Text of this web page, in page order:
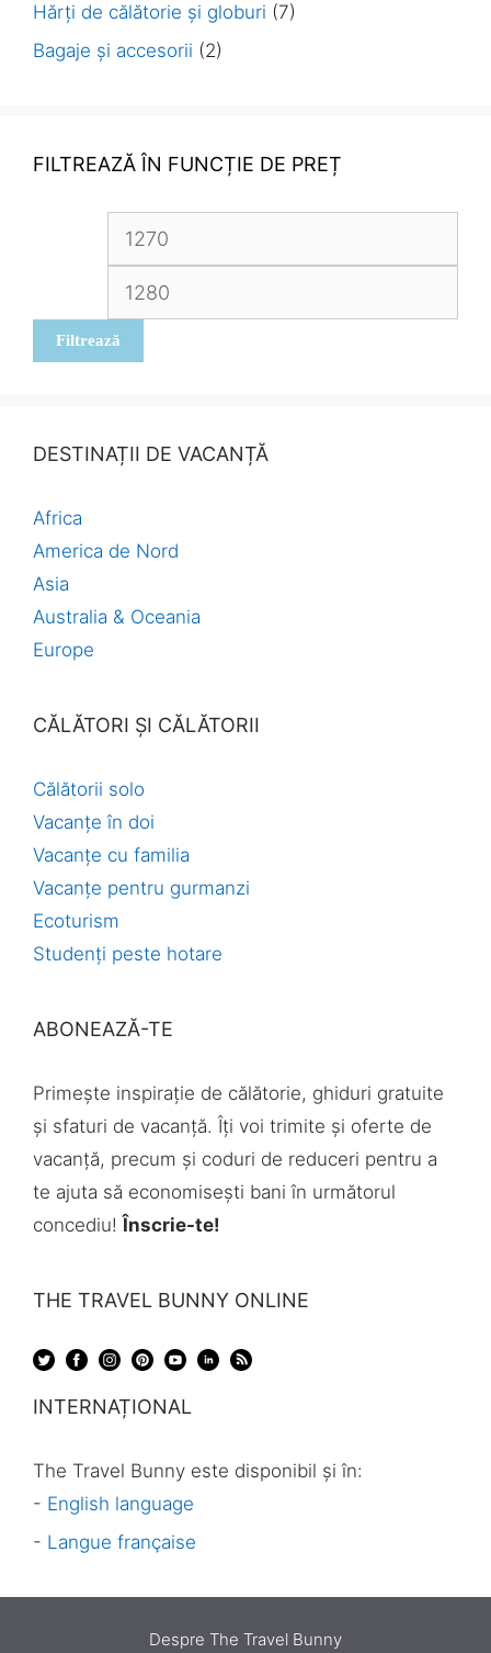
Hărți de călătorie și globuri (7)
Bagaje și accesorii (2)
FILTREAZĂ ÎN FUNCȚIE DE PREȚ
Preț
minim
Filtrează
DESTINAȚII DE VACANȚĂ
Africa
America de Nord
Asia
Australia & Oceania
Europe
CĂLĂTORI ȘI CĂLĂTORII
Călătorii solo
Vacanțe în doi
Vacanțe cu familia
Vacanțe pentru gurmanzi
Ecoturism
Studenți peste hotare
ABONEAZĂ-TE
Primește inspirație de călătorie, ghiduri gratuite
și sfaturi de vacanță. Îți voi trimite și oferte de
vacanță, precum și coduri de reduceri pentru a
te ajuta să economisești bani în următorul
concediu! Înscrie-te!
THE TRAVEL BUNNY ONLINE
INTERNAȚIONAL
The Travel Bunny este disponibil și în:
- English language
- Langue française
Despre The Travel Bunny